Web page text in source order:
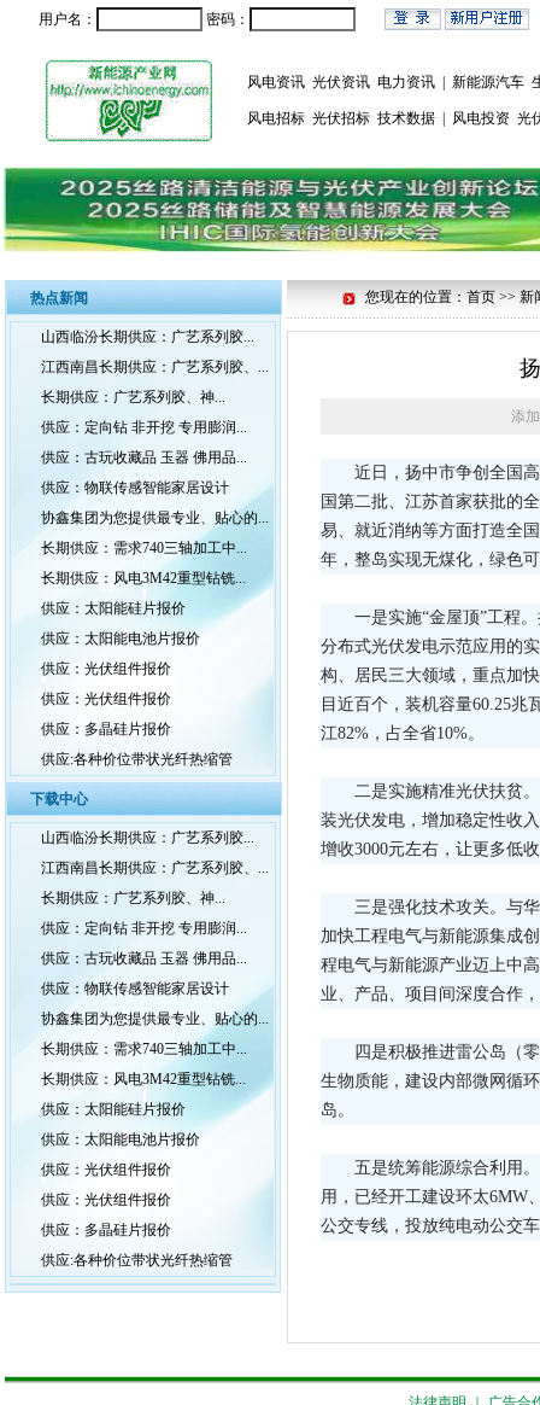
用户名： 密码：
风电资讯 光伏资讯 电力资讯 新能源汽车
风电招标 光伏招标 技术数据 风电投资 光
热点新闻
山西临汾长期供应：广艺系列胶...
江西南昌长期供应：广艺系列胶、...
长期供应：广艺系列胶、神...
供应：定向钻 非开挖 专用膨润...
供应：古玩收藏品 玉器 佛用品...
供应：物联传感智能家居设计
协鑫集团为您提供最专业、贴心的...
长期供应：需求740三轴加工中...
长期供应：风电3M42重型钻铣...
供应：太阳能硅片报价
供应：太阳能电池片报价
供应：光伏组件报价
供应：光伏组件报价
供应：多晶硅片报价
供应:各种价位带状光纤热缩管
下载中心
山西临汾长期供应：广艺系列胶...
江西南昌长期供应：广艺系列胶、...
长期供应：广艺系列胶、神...
供应：定向钻 非开挖 专用膨润...
供应：古玩收藏品 玉器 佛用品...
供应：物联传感智能家居设计
协鑫集团为您提供最专业、贴心的...
长期供应：需求740三轴加工中...
长期供应：风电3M42重型钻铣...
供应：太阳能硅片报价
供应：太阳能电池片报价
供应：光伏组件报价
供应：光伏组件报价
供应：多晶硅片报价
供应:各种价位带状光纤热缩管
您现在的位置：首页 >> 新
添
近日，扬中市争创全国
国第二批、江苏首家获批的
易、就近消纳等方面打造全
年，整岛实现无煤化，绿色
一是实施“金屋顶”工程
分布式光伏发电示范应用的
构、居民三大领域，重点加
目近百个，装机容量60.25兆
江82%，占全省10%。
二是实施精准光伏扶贫
装光伏发电，增加稳定性收
增收3000元左右，让更多低
三是强化技术攻关。与
加快工程电气与新能源集成
程电气与新能源产业迈上中
业、产品、项目间深度合作
四是积极推进雷公岛（
生物质能，建设内部微网循
岛。
五是统筹能源综合利用
用，已经开工建设环太6MW
公交专线，投放纯电动公交